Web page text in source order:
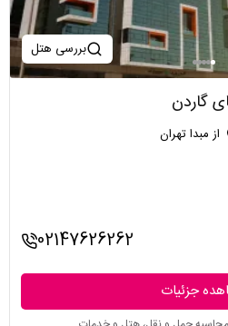
بررسی هتل
گاردن
از مبدا تهران
02147626262
جزئیات